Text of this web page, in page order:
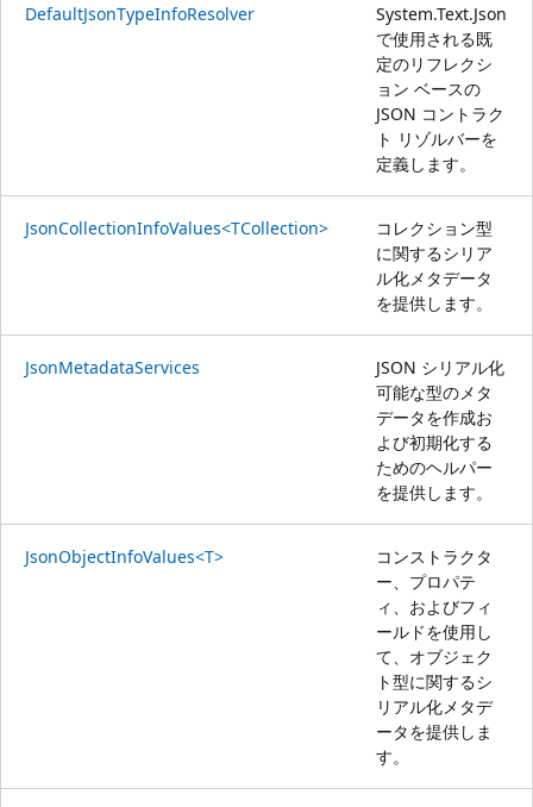
DefaultJsonTypeInfoResolver
System.Text.Json
で使用される既
定のリフレクシ
ョン ベースの
JSON コントラク
ト リゾルバーを
定義します。
JsonCollectionInfoValues<TCollection>
コレクション型
に関するシリア
ル化メタデータ
を提供します。
JsonMetadataServices
JSON シリアル化
可能な型のメタ
データを作成お
よび初期化する
ためのヘルパー
を提供します。
JsonObjectInfoValues<T>
コンストラクタ
ー、プロパテ
ィ、およびフィ
ールドを使用し
て、オブジェク
ト型に関するシ
リアル化メタデ
ータを提供しま
す。